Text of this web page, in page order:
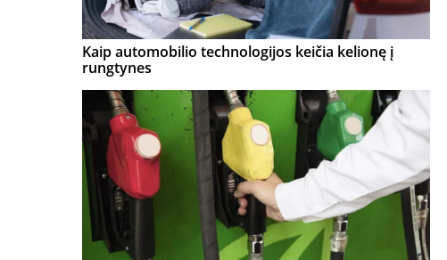
Kaip automobilio technologijos keičia kelionę į
rungtynes